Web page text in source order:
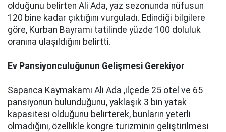
olduğunu belirten Ali Ada, yaz sezonunda nüfusun
120 bine kadar çıktığını vurguladı. Edindiği bilgilere
göre, Kurban Bayramı tatilinde yüzde 100 doluluk
oranına ulaşıldığını belirtti.
Ev Pansiyonculuğunun Gelişmesi Gerekiyor
Sapanca Kaymakamı Ali Ada ,ilçede 25 otel ve 65
pansiyonun bulunduğunu, yaklaşık 3 bin yatak
kapasitesi olduğunu belirterek, bunların yeterli
olmadığını, özellikle kongre turizminin geliştirilmesi